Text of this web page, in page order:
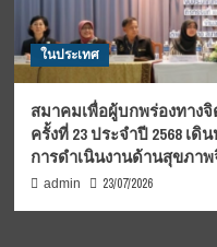
ในประเทศ
สมาคมเพื่อผู้บกพร่องทาง
ครั้งที่ 23 ประจำปี 2568 เ
การดำเนินงานด้านสุขภา
admin 23/07/2026